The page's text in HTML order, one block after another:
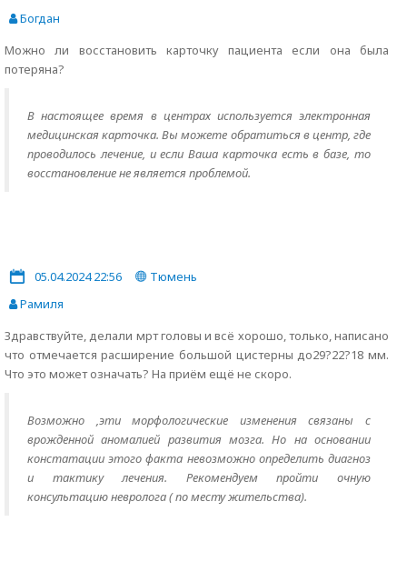
Богдан
Можно ли восстановить карточку пациента если она была
потеряна?
В настоящее время в центрах используется электронная
медицинская карточка. Вы можете обратиться в центр, где
проводилось лечение, и если Ваша карточка есть в базе, то
восстановление не является проблемой.
05.04.2024 22:56
Тюмень
Рамиля
Здравствуйте, делали мрт головы и всё хорошо, только, написано
что отмечается расширение большой цистерны до29?22?18 мм.
Что это может означать? На приём ещё не скоро.
Возможно ,эти морфологические изменения связаны с
врожденной аномалией развития мозга. Но на основании
констатации этого факта невозможно определить диагноз
и тактику лечения. Рекомендуем пройти очную
консультацию невролога ( по месту жительства).